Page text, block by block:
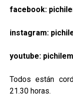
facebook:
instagram:
youtube:
Todos están
21.30 horas.